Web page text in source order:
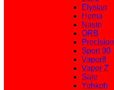
Elysian
Hema
Nastri
ORB
Precision
Sport 90
Vapor8
Vapor Z
Sale
Yohkoh